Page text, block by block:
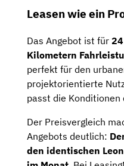
Leasen wie ein
Das Angebot ist für
Kilometern
perfekt für den
projektorientierte
passt die Konditionen
Der Preisvergleich
Angebots deutlich:
den identischen